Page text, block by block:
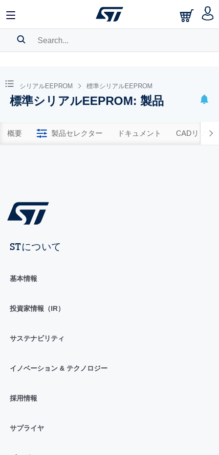
BOOKMARK
Pleaselog in to show your saved searches.
シリアルEEPROM 標準シリアルEEPROM
標準シリアルEEPROM: 製品
概要 製品セレクター ドキュメント CADリソー
STについて
基本情報
投資家情報（IR）
サステナビリティ
イノベーション & テクノロジー
採用情報
サプライヤ